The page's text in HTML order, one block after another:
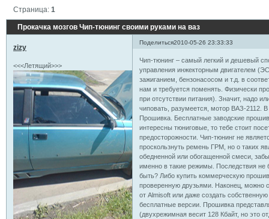
Прокачка мозгов Чип-тюнинг своими руками на ваз
Страница:1
Поделиться2010-05-26 23:33:33
zizy
<<<Летящий>>>
Чип-тюнинг – самый легкий и дешевый
управления инжекторным двигателем
зажиганием, бензонасосом и т.д. в
нам и требуется поменять. Физически
при отсутствии питания). Значит, надо
чиповать, разумеется, мотор ВАЗ-2112.
Прошивка. Бесплатные заводские
интересны тюниговые, то тебе стоит
предосторожности. Чип-тюнинг не
проскользнуть ремень ГРМ, но о таких
обедненной или обогащенной смеси,
именно в такие режимы. Последствия не
быть? Либо купить коммерческую
проверенную друзьями. Наконец, можно
от Almisoft или даже создать
бесплатные версии. Прошивка
(двухрежимная весит 128 Кбайт, но это